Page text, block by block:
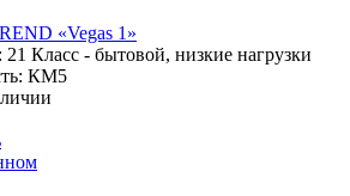
«Vegas 1»
21 Класс - бытовой, низкие нагрузки
КМ5